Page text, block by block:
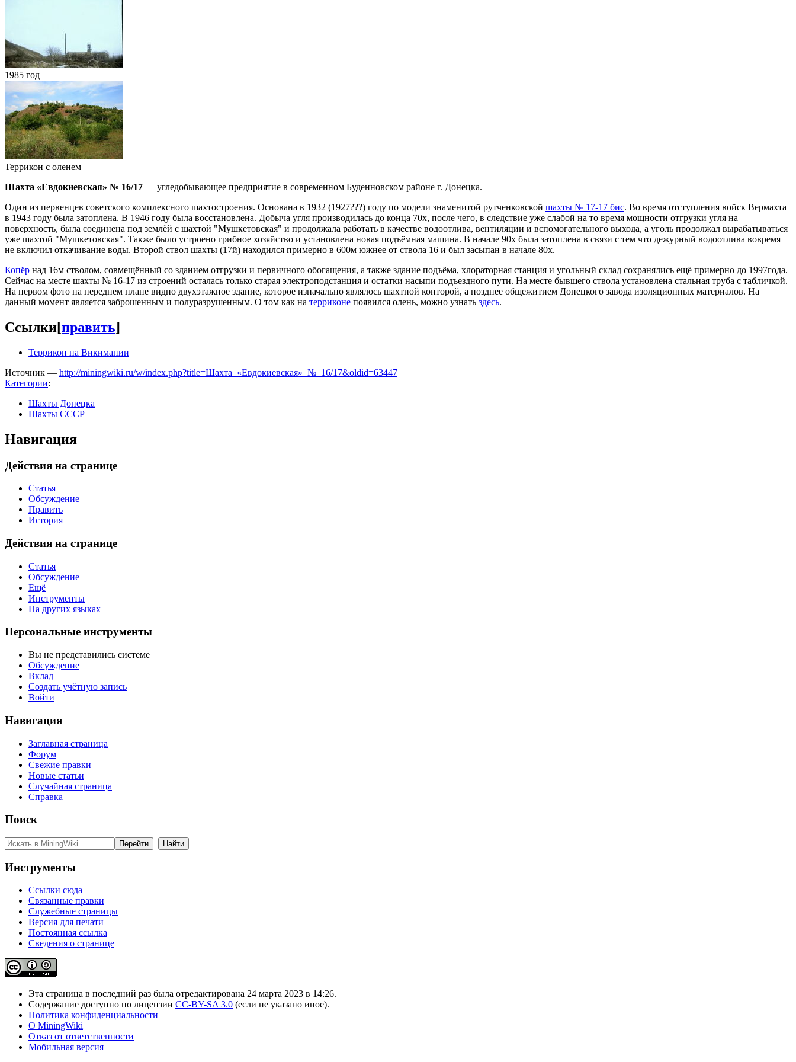
1985 год
Террикон с оленем
Шахта «Евдокиевская» № 16/17 — угледобывающее предприятие в современном Буденновском районе г. Донецка.
Один из первенцев советского комплексного шахтостроения. Основана в 1932 (1927???) году по модели знаменитой рутченковской шахты № 17-17 бис. Во время отступления войск Вермахта
в 1943 году была затоплена. В 1946 году была восстановлена. Добыча угля производилась до конца 70х, после чего, в следствие уже слабой на то время мощности отгрузки угля на
поверхность, была соединена под землёй с шахтой "Мушкетовская" и продолжала работать в качестве водоотлива, вентиляции и вспомогательного выхода, а уголь продолжал вырабатываться
уже шахтой "Мушкетовская". Также было устроено грибное хозяйство и установлена новая подъёмная машина. В начале 90х была затоплена в связи с тем что дежурный водоотлива вовремя
не включил откачивание воды. Второй ствол шахты (17й) находился примерно в 600м южнее от ствола 16 и был засыпан в начале 80х.
Копёр над 16м стволом, совмещённый со зданием отгрузки и первичного обогащения, а также здание подъёма, хлораторная станция и угольный склад сохранялись ещё примерно до 1997года.
Сейчас на месте шахты № 16-17 из строений осталась только старая электроподстанция и остатки насыпи подъездного пути. На месте бывшего ствола установлена стальная труба с табличкой.
На первом фото на переднем плане видно двухэтажное здание, которое изначально являлось шахтной конторой, а позднее общежитием Донецкого завода изоляционных материалов. На
данный момент является заброшенным и полуразрушенным. О том как на терриконе появился олень, можно узнать здесь.
Ссылки[править]
Террикон на Викимапии
Источник — http://miningwiki.ru/w/index.php?title=Шахта_«Евдокиевская»_№_16/17&oldid=63447
Категории:
Шахты Донецка
Шахты СССР
Навигация
Действия на странице
Статья
Обсуждение
Править
История
Действия на странице
Статья
Обсуждение
Ещё
Инструменты
На других языках
Персональные инструменты
Вы не представились системе
Обсуждение
Вклад
Создать учётную запись
Войти
Навигация
Заглавная страница
Форум
Свежие правки
Новые статьи
Случайная страница
Справка
Поиск
Инструменты
Ссылки сюда
Связанные правки
Служебные страницы
Версия для печати
Постоянная ссылка
Сведения о странице
Эта страница в последний раз была отредактирована 24 марта 2023 в 14:26.
Содержание доступно по лицензии CC-BY-SA 3.0 (если не указано иное).
Политика конфиденциальности
О MiningWiki
Отказ от ответственности
Мобильная версия